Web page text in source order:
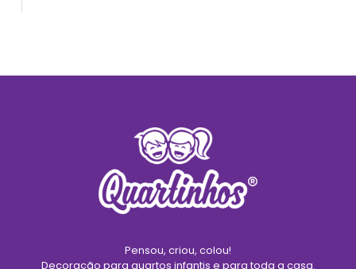
Pensou, criou, colou!
Decoração para quartos infantis e para toda a casa.